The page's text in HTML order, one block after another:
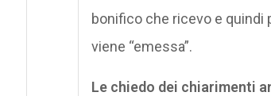
bonifico che ricevo e quindi
viene “emessa”.
Le chiedo dei chiarimenti